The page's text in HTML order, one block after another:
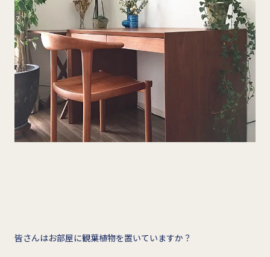
皆さんはお部屋に観葉植物を置いていますか？